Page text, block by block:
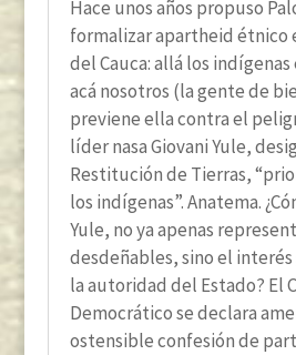
Hace unos años propuso
formalizar apartheid étnico
del Cauca: allá los
acá nosotros (la gente de
previene ella contra el
líder nasa Giovani Yule,
Restitución de Tierras,
los indígenas”. Anatema.
Yule, no ya apenas
desdeñables, sino el
la autoridad del Estado? El
Democrático se declara
ostensible confesión de